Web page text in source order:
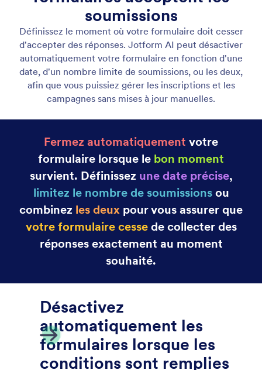
Modifiez le titre du formulaire
Définissez rapidement le titre parfait pour votre
formulaire grâce à Jotform AI. Il vous suffit d'inclure
le titre souhaité dans votre prompt, et l'IA
l'appliquera automatiquement à votre formulaire.